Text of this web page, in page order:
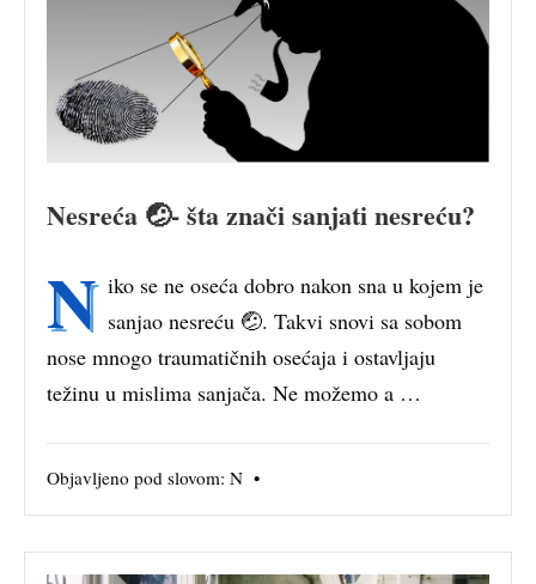
Nesreća 🤕- šta znači sanjati nesreću?
N iko se ne oseća dobro nakon sna u kojem je
sanjao nesreću 🤕. Takvi snovi sa sobom
nose mnogo traumatičnih osećaja i ostavljaju
težinu u mislima sanjača. Ne možemo a …
Objavljeno pod slovom: N •